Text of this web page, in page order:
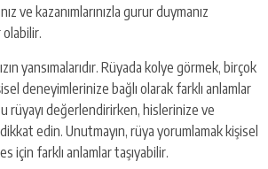
ve kazanımlarınızla gurur duymanız
yansımalarıdır. Rüyada kolye görmek, birçok
deneyimlerinize bağlı olarak farklı anlamlar
rüyayı değerlendirirken, hislerinize ve
dikkat edin. Unutmayın, rüya yorumlamak kişisel
için farklı anlamlar taşıyabilir.